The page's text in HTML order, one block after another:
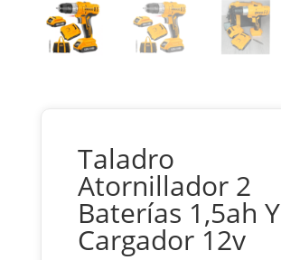
Taladro
Atornillador 2
Baterías 1,5ah Y
Cargador 12v